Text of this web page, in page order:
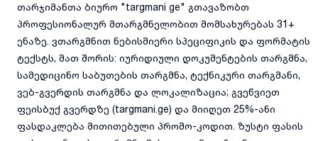
თარჯიმანთა ბიურო "targmani ge" გთავაზობთ
პროფესიონალურ მთარგმნელობით მომსახურებას 31+
ენაზე. ვთარგმნით ნებისმიერი სპეციფიკის და ფორმატის
ტექსტს, მათ შორის: იურიდიული დოკუმენტების თარგმნა,
სამედიცინო საბუთების თარგმნა, ტექნიკური თარგმანი,
ვებ-გვერდის თარგმნა და ლოკალიზაცია; გვეწვიეთ
ფეისბუქ გვერდზე (targmani.ge) და მიიღეთ 25%-ანი
ფასდაკლება მითითებული პრომო-კოდით. ზუსტი ფასის